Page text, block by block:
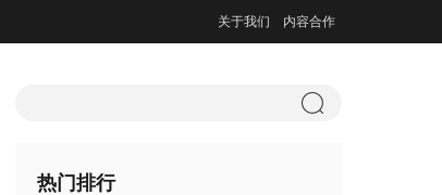
关于我们 内容合作
热门排行